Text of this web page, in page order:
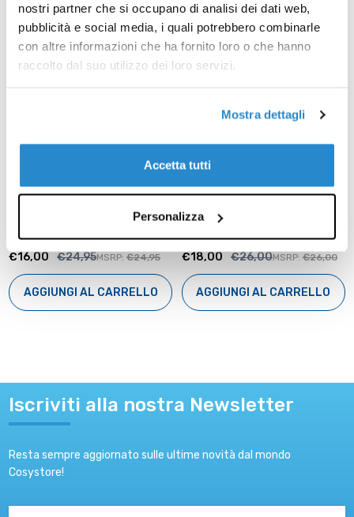
nostri partner che si occupano di analisi dei dati web,
pubblicità e social media, i quali potrebbero combinarle
con altre informazioni che ha fornito loro o che hanno
raccolto dal suo utilizzo dei loro servizi.
Mostra dettagli
Accetta tutti
Personalizza
PROMO
TOP MODEL
Zainetto Top Model linea
€16,00 €24,95MSRP:€24,95
AGGIUNGI AL CARRELLO
TOP MODEL
Zainetto Top Model
€18,00 €26,00MSRP: €26,00
AGGIUNGI AL CARRELLO
Iscriviti alla nostra Newsletter
Resta sempre aggiornato sulle ultime novità dal mondo
Cosystore!